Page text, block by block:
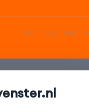
Webdesign: Axivorm